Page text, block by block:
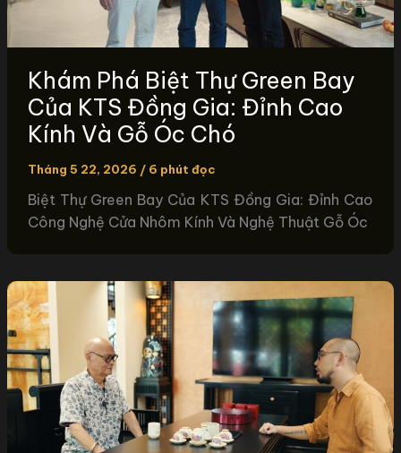
Khám Phá Biệt Thự Green Bay
Của KTS Đồng Gia: Đỉnh Cao
Kính Và Gỗ Óc Chó
Tháng 5 22, 2026 / 6 phút đọc
Biệt Thự Green Bay Của KTS Đồng Gia: Đỉnh Cao
Công Nghệ Cửa Nhôm Kính Và Nghệ Thuật Gỗ Óc